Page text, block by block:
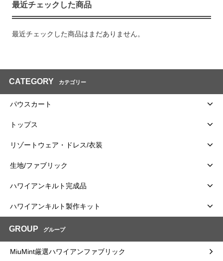
最近チェックした商品
最近チェックした商品はまだありません。
CATEGORY カテゴリー
パウスカート
トップス
リゾートウェア・ドレス/衣装
生地/ファブリック
ハワイアンキルト完成品
ハワイアンキルト製作キット
GROUP グループ
MiuMint厳選ハワイアンファブリック